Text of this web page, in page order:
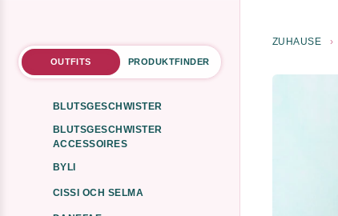
OUTFITS PRODUKTFINDER
BLUTSGESCHWISTER
BLUTSGESCHWISTER
ACCESSOIRES
BYLI
CISSI OCH SELMA
ZUHAUSE